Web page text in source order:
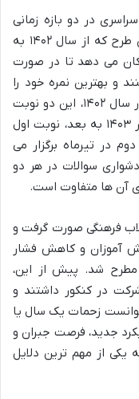
در دو بازه زمانی
مجزا در طول یک سال تحصیلی است. این طرح که از سال ۱۴۰۲ به
می دهد تا در صورت
و بهترین نمره خود را
برای پذیرش در دانشگاه ها ارائه دهند. در سال ۱۴۰۲، این دو نوبت
در دی ماه و تیرماه برگزار شد، اما از کنکور ۱۴۰۳ به بعد، نوبت اول
در تیرماه برگزار می
سوالات در هر دو
آن ها متفاوت است.
فرهنگی صورت گرفت و
آموزان و کاهش فشار
شد. پیش از این،
در کنکور داشتند و
توانست زحمات یک سال یا
جدید، فرصت جبران و
یکی از مهم ترین دلایل